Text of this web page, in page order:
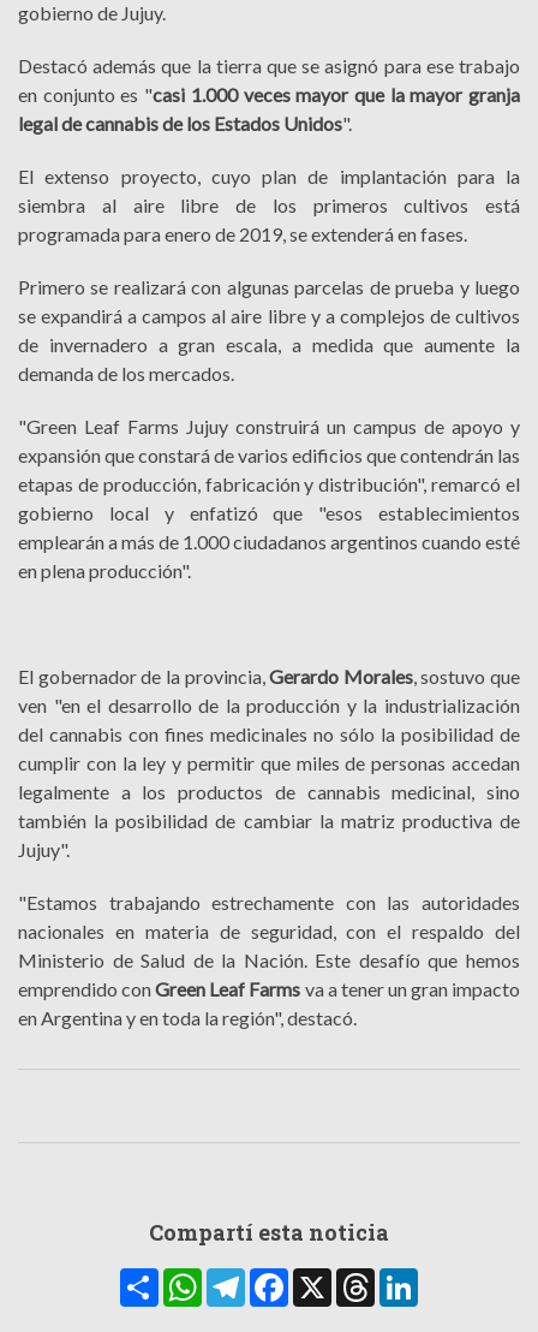
gobierno de Jujuy.
Destacó además que la tierra que se asignó para ese trabajo
en conjunto es "casi 1.000 veces mayor que la mayor granja
legal de cannabis de los Estados Unidos".
El extenso proyecto, cuyo plan de implantación para la
siembra al aire libre de los primeros cultivos está
programada para enero de 2019, se extenderá en fases.
Primero se realizará con algunas parcelas de prueba y luego
se expandirá a campos al aire libre y a complejos de cultivos
de invernadero a gran escala, a medida que aumente la
demanda de los mercados.
"Green Leaf Farms Jujuy construirá un campus de apoyo y
expansión que constará de varios edificios que contendrán las
etapas de producción, fabricación y distribución", remarcó el
gobierno local y enfatizó que "esos establecimientos
emplearán a más de 1.000 ciudadanos argentinos cuando esté
en plena producción".
El gobernador de la provincia,Gerardo Morales, sostuvo que
ven "en el desarrollo de la producción y la industrialización
del cannabis con fines medicinales no sólo la posibilidad de
cumplir con la ley y permitir que miles de personas accedan
legalmente a los productos de cannabis medicinal, sino
también la posibilidad de cambiar la matriz productiva de
Jujuy".
"Estamos trabajando estrechamente con las autoridades
nacionales en materia de seguridad, con el respaldo del
Ministerio de Salud de la Nación. Este desafío que hemos
emprendido conGreen Leaf Farms va a tener un gran impacto
en Argentina y en toda la región", destacó.
Compartí esta noticia
CompartirWhatsAppTelegramFacebook
X Threads